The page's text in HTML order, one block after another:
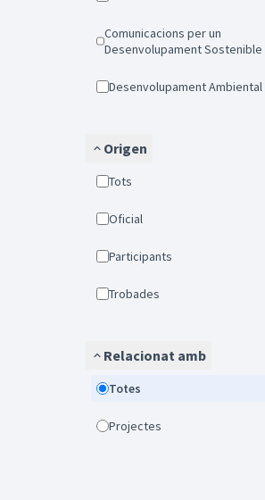
Comunicacions per un
Desenvolupament Sostenible
Desenvolupament Ambiental
Origen
Tots
Oficial
Participants
Trobades
Relacionat amb
Totes
Projectes